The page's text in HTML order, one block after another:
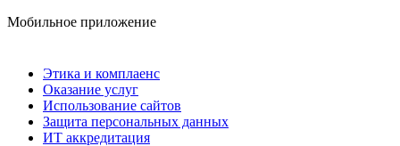
Мобильное приложение
Этика и комплаенс
Оказание услуг
Использование сайтов
Защита персональных данных
ИТ аккредитация